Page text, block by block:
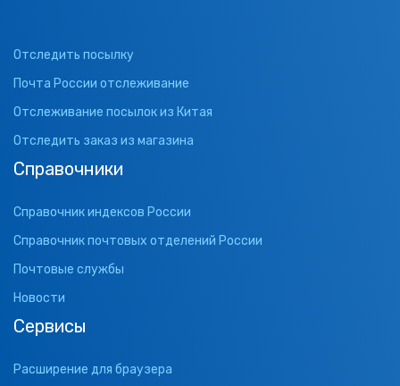
Отследить посылку
Почта России отслеживание
Отслеживание посылок из Китая
Отследить заказ из магазина
Справочники
Справочник индексов России
Справочник почтовых отделений России
Почтовые службы
Новости
Сервисы
Расширение для браузера